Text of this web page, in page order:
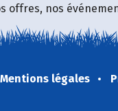
offres, nos
Mentions légales